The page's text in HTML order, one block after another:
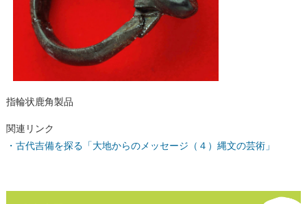
指輪状鹿角製品
関連リンク
・古代吉備を探る「大地からのメッセージ（４）縄文の芸術」